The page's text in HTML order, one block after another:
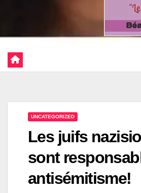
UNCATEGORIZED
Les juifs
sont
antisémitisme!